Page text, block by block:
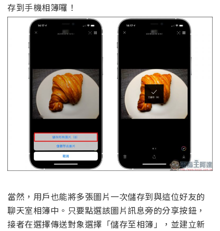
存到手機相簿囉！
當然，用戶也能將多張圖片一次儲存到與這位好友的
聊天室相簿中。只要點選該圖片訊息旁的分享按鈕，
接者在選擇傳送對象選擇「儲存至相簿」，並建立新